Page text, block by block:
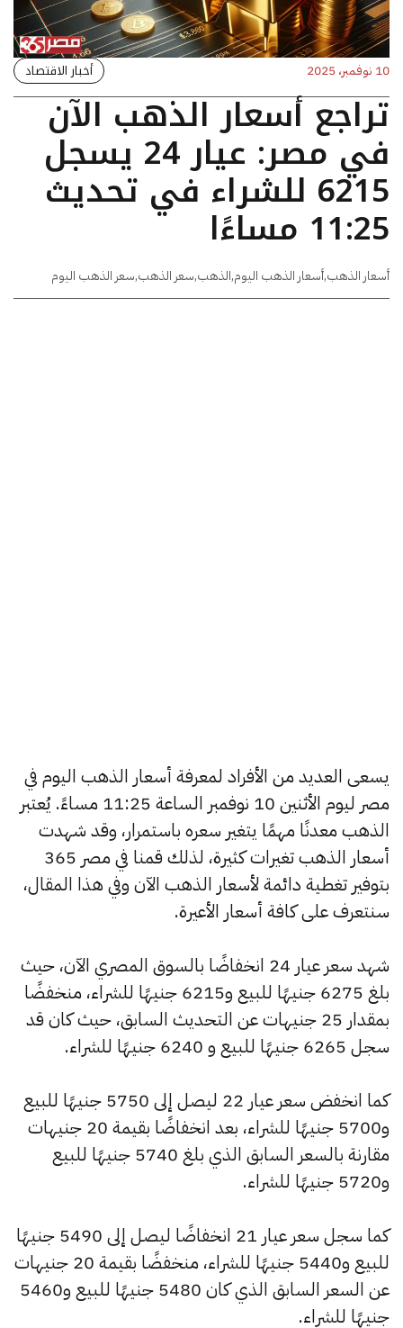
10 نوفمبر، 2025 أخبار الاقتصاد
تراجع أسعار الذهب الآن
في مصر: عيار 24 يسجل
6215 للشراء في تحديث
11:25 مساءًا
أسعار الذهب,أسعار الذهب اليوم,الذهب,سعر الذهب,سعر الذهب اليوم
يسعى العديد من الأفراد لمعرفة أسعار الذهب اليوم في
مصر ليوم الأثنين 10 نوفمبر الساعة 11:25 مساءً. يُعتبر
الذهب معدنًا مهمًا يتغير سعره باستمرار، وقد شهدت
أسعار الذهب تغيرات كثيرة، لذلك قمنا في مصر 365
بتوفير تغطية دائمة لأسعار الذهب الآن وفي هذا المقال،
سنتعرف على كافة أسعار الأعيرة.
شهد سعر عيار 24 انخفاضًا بالسوق المصري الآن، حيث
بلغ 6275 جنيهًا للبيع و6215 جنيهًا للشراء، منخفضًا
بمقدار 25 جنيهات عن التحديث السابق، حيث كان قد
سجل 6265 جنيهًا للبيع و 6240 جنيهًا للشراء.
كما انخفض سعر عيار 22 ليصل إلى 5750 جنيهًا للبيع
و5700 جنيهًا للشراء، بعد انخفاضًا بقيمة 20 جنيهات
مقارنة بالسعر السابق الذي بلغ 5740 جنيهًا للبيع
و5720 جنيهًا للشراء.
كما سجل سعر عيار 21 انخفاضًا ليصل إلى 5490 جنيهًا
للبيع و5440 جنيهًا للشراء، منخفضًا بقيمة 20 جنيهات
عن السعر السابق الذي كان 5480 جنيهًا للبيع و5460
جنيهًا للشراء.